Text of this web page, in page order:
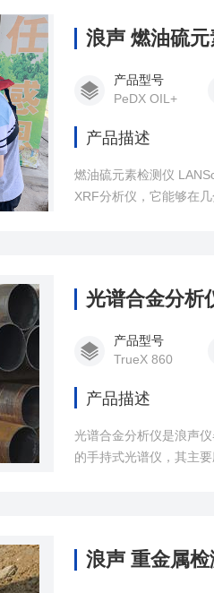
浪声 燃油硫
产品型号
PeDX OIL+
产品描述
燃油硫元素检测仪
XRF分析仪，它能够在
光谱合金分析
产品型号
TrueX 860
产品描述
光谱合金分析仪是浪声
的手持式光谱仪，其主
浪声 重金属